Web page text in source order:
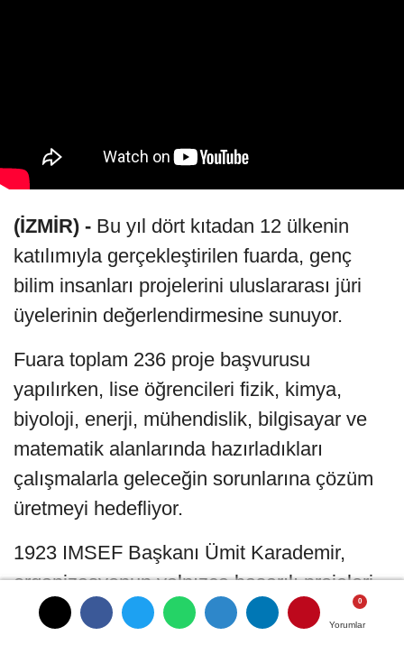
Yorumlar
Yorumlar
Yorumlar
(İZMİR) - Bu yıl dört kıtadan 12 ülkenin
katılımıyla gerçekleştirilen fuarda, genç
bilim insanları projelerini uluslararası jüri
üyelerinin değerlendirmesine sunuyor.
Fuara toplam 236 proje başvurusu
yapılırken, lise öğrencileri fizik, kimya,
biyoloji, enerji, mühendislik, bilgisayar ve
matematik alanlarında hazırladıkları
çalışmalarla geleceğin sorunlarına çözüm
üretmeyi hedefliyor.
1923 IMSEF Başkanı Ümit Karademir,
organizasyonun yalnızca başarılı projeleri
ödüllendirmeyi değil, etik değerlere sahip